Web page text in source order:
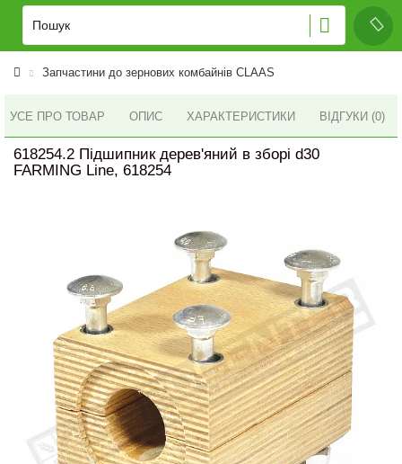
Запчастини до зернових комбайнів CLAAS
УСЕ ПРО ТОВАР ОПИС ХАРАКТЕРИСТИКИ ВІДГУКИ (0)
618254.2 Підшипник дерев'яний в зборі d30
FARMING Line, 618254